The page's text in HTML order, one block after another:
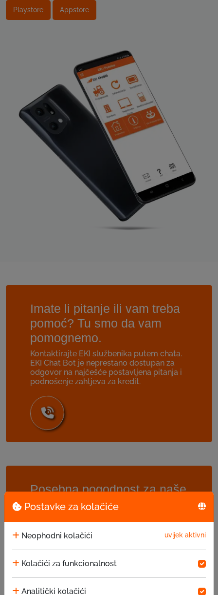
Postavke za kolačiće
Neophodni kolačići uvijek aktivni
Kolačići za funkcionalnost
Analitički kolačići
Playstore Appstore
Imate li pitanje ili vam treba
pomoć? Tu smo da vam
pomognemo.
Kontaktirajte EKI službenika putem chata.
EKI Chat Bot je neprestano dostupan za
odgovor na najčešće postavljena pitanja i
podnošenje zahtjeva za kredit.
Posebna pogodnost za naše
klijente
EKI Poslovni klub
EKI Poslovni klub (EPK) predstavlja
dodatnu besplatnu uslugu za EKI klijente.
kako bi oni imali mogućnost da
međusobno trguju putem EKI oglasa i